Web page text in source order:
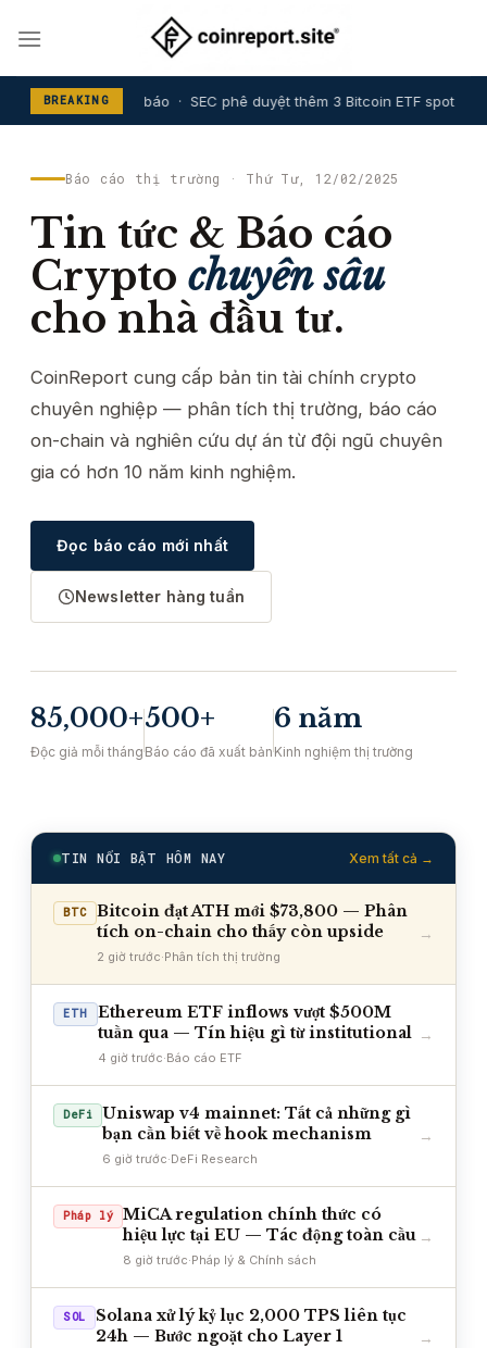
BREAKING
ngay sau thông báo · SEC phê duyệt thêm 3 Bitcoin ETF spot
Báo cáo thị trường · Thứ Tư, 12/02/2025
Tin tức & Báo cáo
Crypto chuyên sâu
cho nhà đầu tư.
CoinReport cung cấp bản tin tài chính crypto
chuyên nghiệp — phân tích thị trường, báo cáo
on-chain và nghiên cứu dự án từ đội ngũ chuyên
gia có hơn 10 năm kinh nghiệm.
Đọc báo cáo mới nhất
Newsletter hàng tuần
85,000+
Độc giả mỗi tháng
500+
Báo cáo đã xuất bản
6 năm
Kinh nghiệm thị trường
TIN NỔI BẬT HÔM NAY Xem tất cả →
BTC
Bitcoin đạt ATH mới $73,800 — Phân
tích on-chain cho thấy còn upside
2 giờ trước·Phân tích thị trường
→
ETH
Ethereum ETF inflows vượt $500M
tuần qua — Tín hiệu gì từ institutional
4 giờ trước·Báo cáo ETF
→
DeFi
Uniswap v4 mainnet: Tất cả những gì
bạn cần biết về hook mechanism
6 giờ trước·DeFi Research
→
Pháp lý
MiCA regulation chính thức có
hiệu lực tại EU — Tác động toàn cầu
8 giờ trước·Pháp lý & Chính sách
→
SOL
Solana xử lý kỷ lục 2,000 TPS liên tục
24h — Bước ngoặt cho Layer 1
→